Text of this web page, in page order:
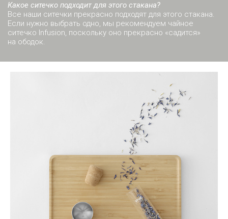
Какое ситечко подходит для этого стакана?
Все наши ситечки прекрасно подходят для этого стакана.
Если нужно выбрать одно, мы рекомендуем чайное
ситечко Infusion, поскольку оно прекрасно «садится»
на ободок.